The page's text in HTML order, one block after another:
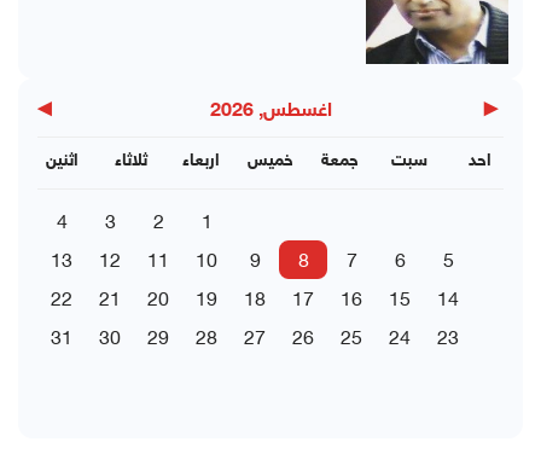
◀ اغسطس, 2026 ▶
اثنين ثلاثاء اربعاء خميس جمعة سبت احد
1
2
3
4
5
6
7
8
9
10
11
12
13
14
15
16
17
18
19
20
21
22
23
24
25
26
27
28
29
30
31